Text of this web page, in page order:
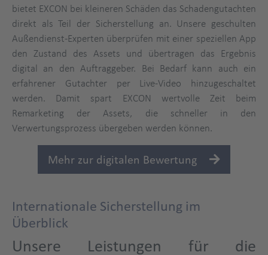
bietet EXCON bei kleineren Schäden das Schadengutachten
direkt als Teil der Sicherstellung an. Unsere geschulten
Außendienst-Experten überprüfen mit einer speziellen App
den Zustand des Assets und übertragen das Ergebnis
digital an den Auftraggeber. Bei Bedarf kann auch ein
erfahrener Gutachter per Live-Video hinzugeschaltet
werden. Damit spart EXCON wertvolle Zeit beim
Remarketing der Assets, die schneller in den
Verwertungsprozess übergeben werden können.
Mehr zur digitalen Bewertung
Internationale Sicherstellung im
Überblick
Unsere Leistungen für die